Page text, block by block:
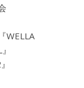
WELLA